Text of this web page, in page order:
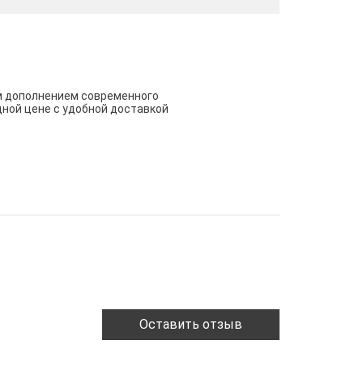
современного
цене с удобной доставкой
Оставить отзыв